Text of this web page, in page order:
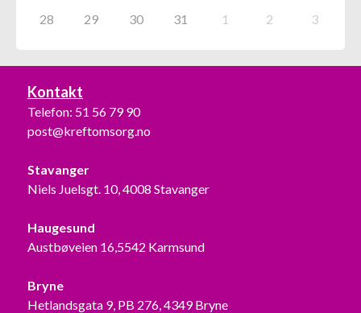
28 29 30 31 1 2 3
Kontakt
Telefon: 51 56 79 90
post@kreftomsorg.no
Stavanger
Niels Juelsgt. 10, 4008 Stavanger
Haugesund
Austbøveien 16,5542 Karmsund
Bryne
Hetlandsgata 9, PB 276, 4349 Bryne